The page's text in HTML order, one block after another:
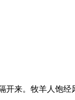
来。牧羊人饱